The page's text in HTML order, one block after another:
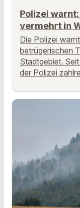
Polizei
vermehrt in
Die Polizei
betrügerischen
Stadtgebiet.
der Polizei